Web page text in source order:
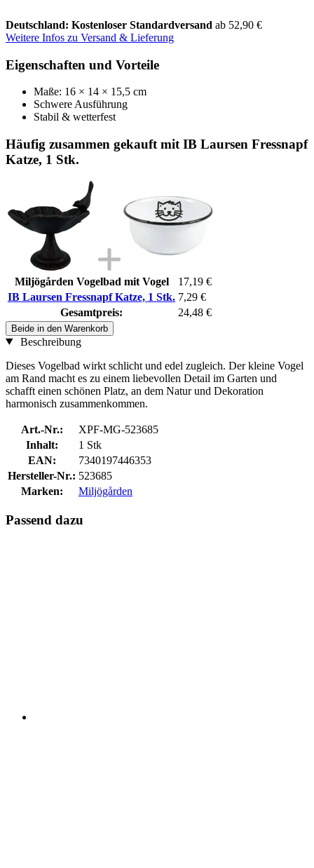
Deutschland: Kostenloser Standardversand ab 52,90 €
Weitere Infos zu Versand & Lieferung
Eigenschaften und Vorteile
Maße: 16 × 14 × 15,5 cm
Schwere Ausführung
Stabil & wetterfest
Häufig zusammen gekauft mit IB Laursen Fressnapf
Katze, 1 Stk.
Miljögården Vogelbad mit Vogel
17,19 €
IB Laursen Fressnapf Katze, 1 Stk. 7,29 €
Gesamtpreis:
24,48 €
Beide in den Warenkorb
Beschreibung
Dieses Vogelbad wirkt schlicht und edel zugleich. Der kleine Vogel
am Rand macht es zu einem liebevollen Detail im Garten und
schafft einen schönen Platz, an dem Natur und Dekoration
harmonisch zusammenkommen.
Art.-Nr.:
XPF-MG-523685
Inhalt:
1 Stk
EAN:
7340197446353
Hersteller-Nr.: 523685
Marken:
Miljögården
Passend dazu